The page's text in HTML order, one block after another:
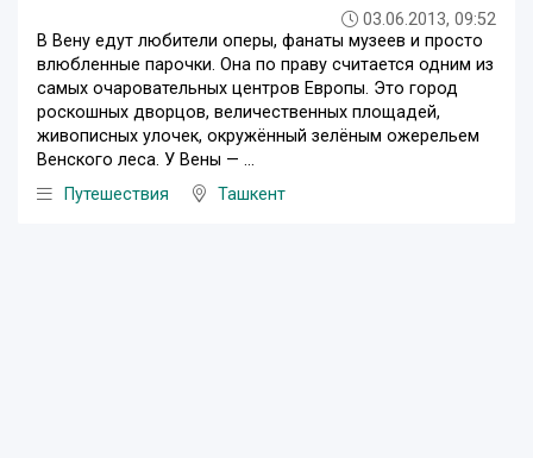
03.06.2013, 09:52
В Вену едут любители оперы, фанаты музеев и просто
влюбленные парочки. Она по праву считается одним из
самых очаровательных центров Европы. Это город
роскошных дворцов, величественных площадей,
живописных улочек, окружённый зелёным ожерельем
Венского леса. У Вены — ...
Путешествия
Ташкент